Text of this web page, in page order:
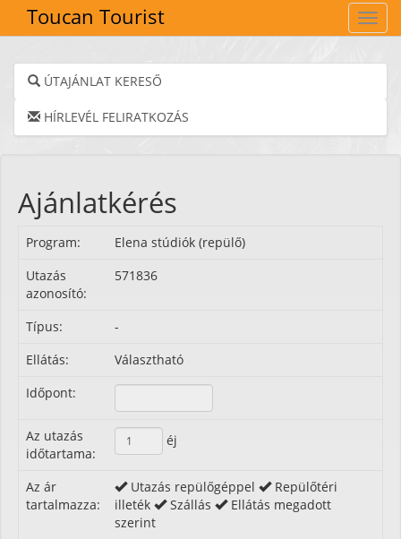
Toucan Tourist
ÚTAJÁNLAT KERESŐ
HÍRLEVÉL FELIRATKOZÁS
Ajánlatkérés
Program:
Elena stúdiók (repülő)
Utazás
azonosító:
571836
Típus:
-
Ellátás:
Választható
Időpont:
Az utazás
időtartama:
éj
Az ár
tartalmazza:
Utazás repülőgéppel
Repülőtéri
illeték
Szállás
Ellátás megadott
szerint